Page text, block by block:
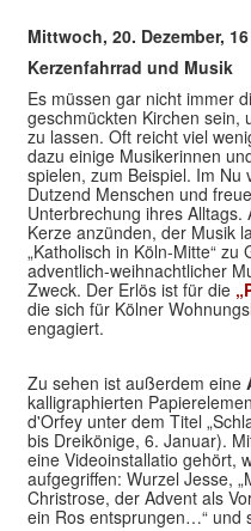
Mittwoch, 20. Dezember,
Kerzenfahrrad und Musik
Es müssen gar nicht immer
geschmückten Kirchen sein,
zu lassen. Oft reicht viel
dazu einige Musikerinnen
spielen, zum Beispiel. Im
Dutzend Menschen und
Unterbrechung ihres
Kerze anzünden, der Musik
„Katholisch in Köln-Mitte“ zu
adventlich-weihnachtlicher
Zweck. Der Erlös ist für die
die sich für Kölner
engagiert.
Zu sehen ist außerdem eine
kalligraphierten
d'Orfey unter dem Titel
bis Dreikönige, 6. Januar).
eine Videoinstallatio gehört,
aufgegriffen: Wurzel Jesse,
Christrose, der Advent als
ein Ros entsprungen…“ und